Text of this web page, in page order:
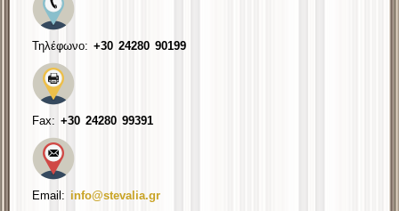
Τηλέφωνο:+30 24280 90199
Fax:+30 24280 99391
Email: info@stevalia.gr